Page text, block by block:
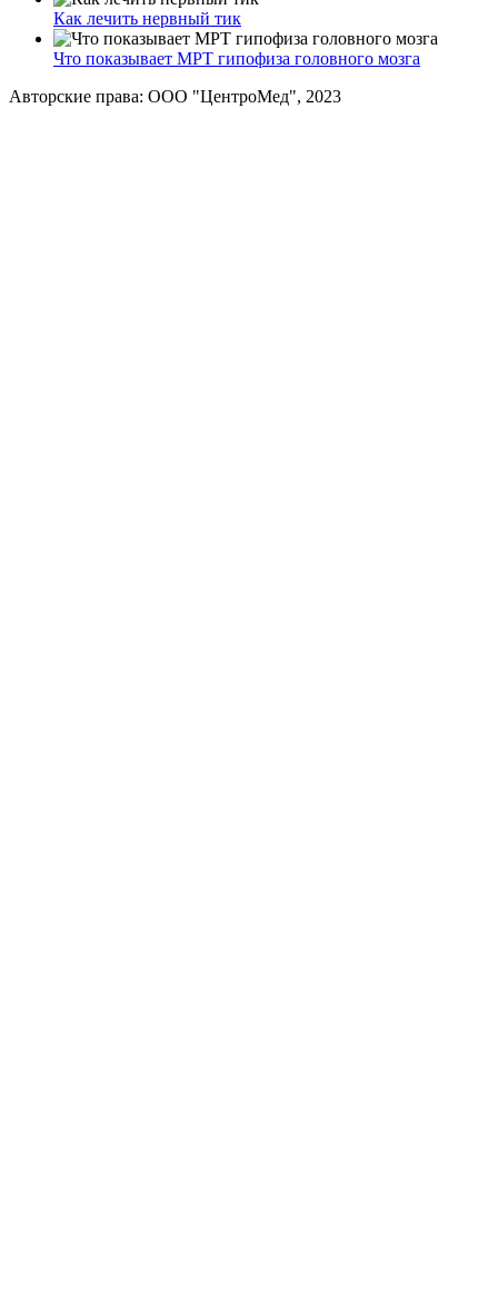
Как лечить нервный тик
Что показывает МРТ гипофиза головного мозга
Авторские права: ООО "ЦентроМед", 2023